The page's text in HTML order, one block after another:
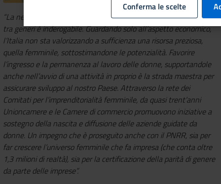
“La necessità di un riequilibrio – culturale, sociale, economico –
tra generi è inderogabile.Guardando solo all’aspetto economico,
l’Italia non sta valorizzando a sufficienza una risorsa preziosa,
quella femminile, sottostimandone le potenzialità. Favorire
l’ingresso e la permanenza al lavoro delle donne, supportandole
anche nell’avvio di una attività in proprio è la strada maestra per
assicurare sviluppo al nostro Paese. Attraverso la rete dei
Comitati per l’imprenditorialità femminile, da quasi trent’anni
Unioncamere e le Camere di commercio promuovono iniziative a
sostegno della nascita e diffusione delle aziende guidate da
donne. Un impegno che è proseguito anche con il PNRR, sia per
far crescere l’universo femminile che fa impresa (che conta oltre
1,3 milioni di realtà), sia per la certificazione della parità di genere
da parte delle imprese”.
Conferma le scelte